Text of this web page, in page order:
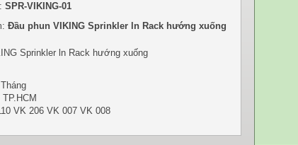
SPR-VIKING-01
Đầu phun VIKING Sprinkler ln Rack hướng xuống
Sprinkler ln Rack hướng xuống
VK 206 VK 007 VK 008